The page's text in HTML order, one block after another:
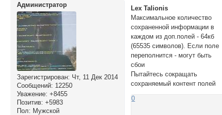
Администратор
Зарегистрирован: Чт, 11 Дек 2014
Сообщений: 12250
Уважение: +8455
Позитив: +5983
Пол: Мужской
Lex Talionis
Максимальное количество
сохраненной информации в
каждом из доп.полей - 64кб
(65535 символов). Если поле
переполнится - могут быть
сбои
Пытайтесь сокращать
сохраняемый контент полей
0